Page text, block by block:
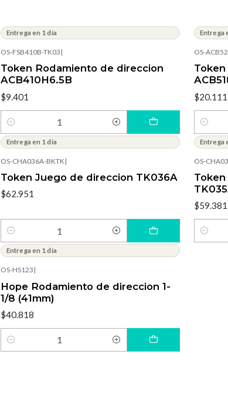
Entrega en 1 día
OS-FSB410B-TK03 |
Token Rodamiento de direccion
ACB410H6.5B
$9.401
Cantidad
Entrega
OS-
$20.111
Cantidad
Entrega en 1 día
OS-CHA036A-BKTK |
Token Juego de direccion TK036A
$62.951
Cantidad
Entrega
OS-
$59.381
Cantidad
Entrega en 1 día
OS-HS123 |
Hope Rodamiento de direccion 1-
1/8 (41mm)
$40.818
Cantidad